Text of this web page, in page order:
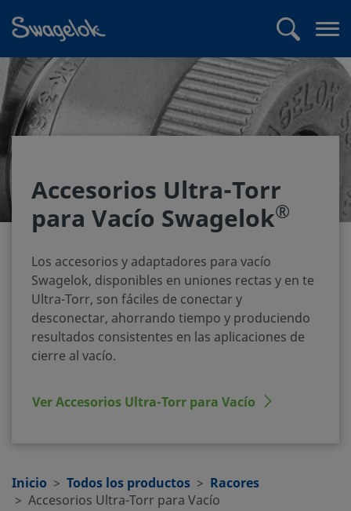
Accesorios Ultra-Torr
para Vacío Swagelok®
Los accesorios y adaptadores para vacío
Swagelok, disponibles en uniones rectas y en te
Ultra-Torr, son fáciles de conectar y
desconectar, ahorrando tiempo y produciendo
resultados consistentes en las aplicaciones de
cierre al vacío.
Ver Accesorios Ultra-Torr para Vacío
Inicio Todos los productos
Racores
Accesorios Ultra-Torr para Vacío